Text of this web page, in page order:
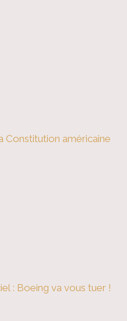
Constitution américaine
: Boeing va vous tuer !